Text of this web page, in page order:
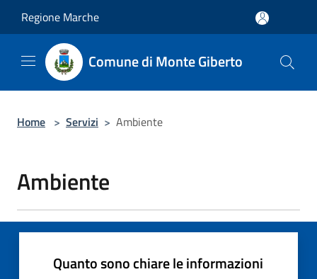
Regione Marche
Comune di Monte Giberto
Home > Servizi > Ambiente
Ambiente
Quanto sono chiare le informazioni